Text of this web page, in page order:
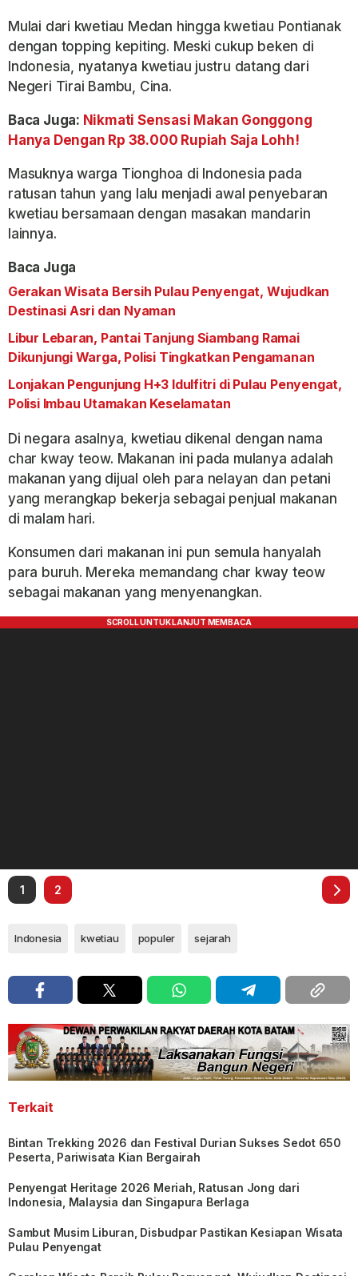
Mulai dari kwetiau Medan hingga kwetiau Pontianak
dengan topping kepiting. Meski cukup beken di
Indonesia, nyatanya kwetiau justru datang dari
Negeri Tirai Bambu, Cina.
Baca Juga: Nikmati Sensasi Makan Gonggong
Hanya Dengan Rp 38.000 Rupiah Saja Lohh!
Masuknya warga Tionghoa di Indonesia pada
ratusan tahun yang lalu menjadi awal penyebaran
kwetiau bersamaan dengan masakan mandarin
lainnya.
Baca Juga
Gerakan Wisata Bersih Pulau Penyengat, Wujudkan
Destinasi Asri dan Nyaman
Libur Lebaran, Pantai Tanjung Siambang Ramai
Dikunjungi Warga, Polisi Tingkatkan Pengamanan
Lonjakan Pengunjung H+3 Idulfitri di Pulau Penyengat,
Polisi Imbau Utamakan Keselamatan
Di negara asalnya, kwetiau dikenal dengan nama
char kway teow. Makanan ini pada mulanya adalah
makanan yang dijual oleh para nelayan dan petani
yang merangkap bekerja sebagai penjual makanan
di malam hari.
Konsumen dari makanan ini pun semula hanyalah
para buruh. Mereka memandang char kway teow
sebagai makanan yang menyenangkan.
1 2
Indonesia kwetiau populer sejarah
Terkait
Bintan Trekking 2026 dan Festival Durian Sukses Sedot 650
Peserta, Pariwisata Kian Bergairah
Penyengat Heritage 2026 Meriah, Ratusan Jong dari
Indonesia, Malaysia dan Singapura Berlaga
Sambut Musim Liburan, Disbudpar Pastikan Kesiapan Wisata
Pulau Penyengat